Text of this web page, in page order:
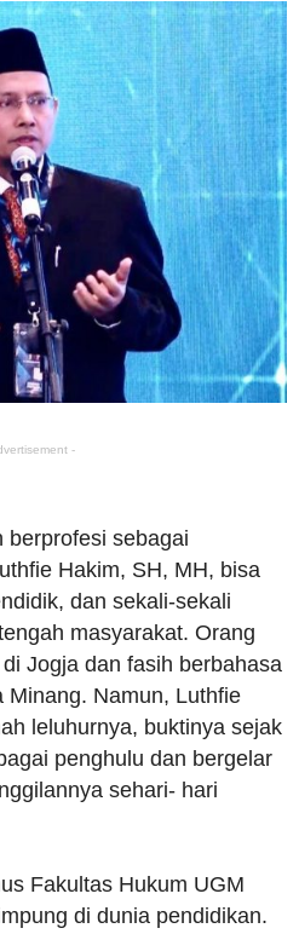
-
berprofesi sebagai
Hakim, SH, MH, bisa
dan sekali-sekali
masyarakat. Orang
Jogja dan fasih berbahasa
Minang. Namun, Luthfie
leluhurnya, buktinya sejak
penghulu dan bergelar
sehari- hari
Fakultas Hukum UGM
di dunia pendidikan.